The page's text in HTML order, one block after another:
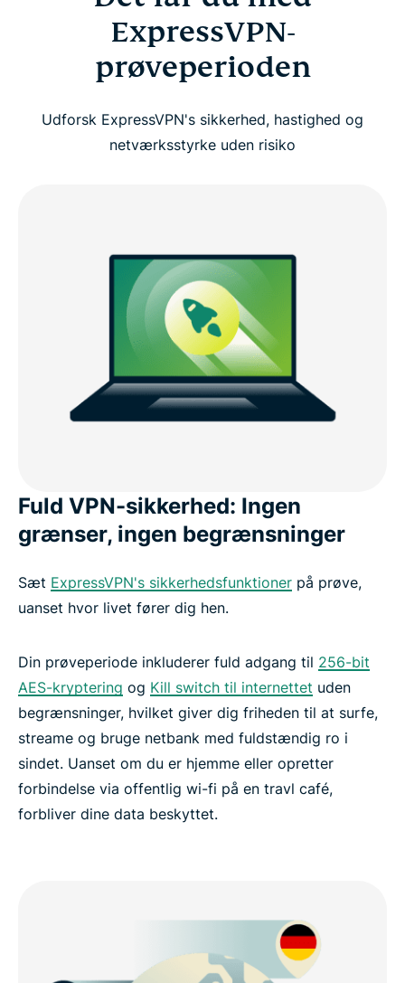
Sådan kommer du i gang med ExpressVPN med
tre nemme trin
Foretrækker du ikke at bruge et kreditkort? Betal
med PayPal, Bitcoin eller andre metoder
Derfor er ExpressVPN bedre end en gratis VPN
Se hele sammenligningen: ExpressVPN vs. gratis
Sikkerhedsværktøjer, der er inkluderet under din
ExpressVPN fungerer på alle større enheder
forvente
Ofte stillede spørgsmål: Om ExpressVPN-
prøveperioden
Start din ExpressVPN-prøveperiode i dag: 30
dage, 100 % risikofrit
ExpressVPN-
prøveperioden
Udforsk ExpressVPN's sikkerhed, hastighed og
netværksstyrke uden risiko
Fuld VPN-sikkerhed: Ingen
grænser, ingen begrænsninger
Sæt ExpressVPN's sikkerhedsfunktioner på prøve,
uanset hvor livet fører dig hen.
Din prøveperiode inkluderer fuld adgang til 256-bit
AES-kryptering og Kill switch til internettet uden
begrænsninger, hvilket giver dig friheden til at surfe,
streame og bruge netbank med fuldstændig ro i
sindet. Uanset om du er hjemme eller opretter
forbindelse via offentlig wi-fi på en travl café,
forbliver dine data beskyttet.